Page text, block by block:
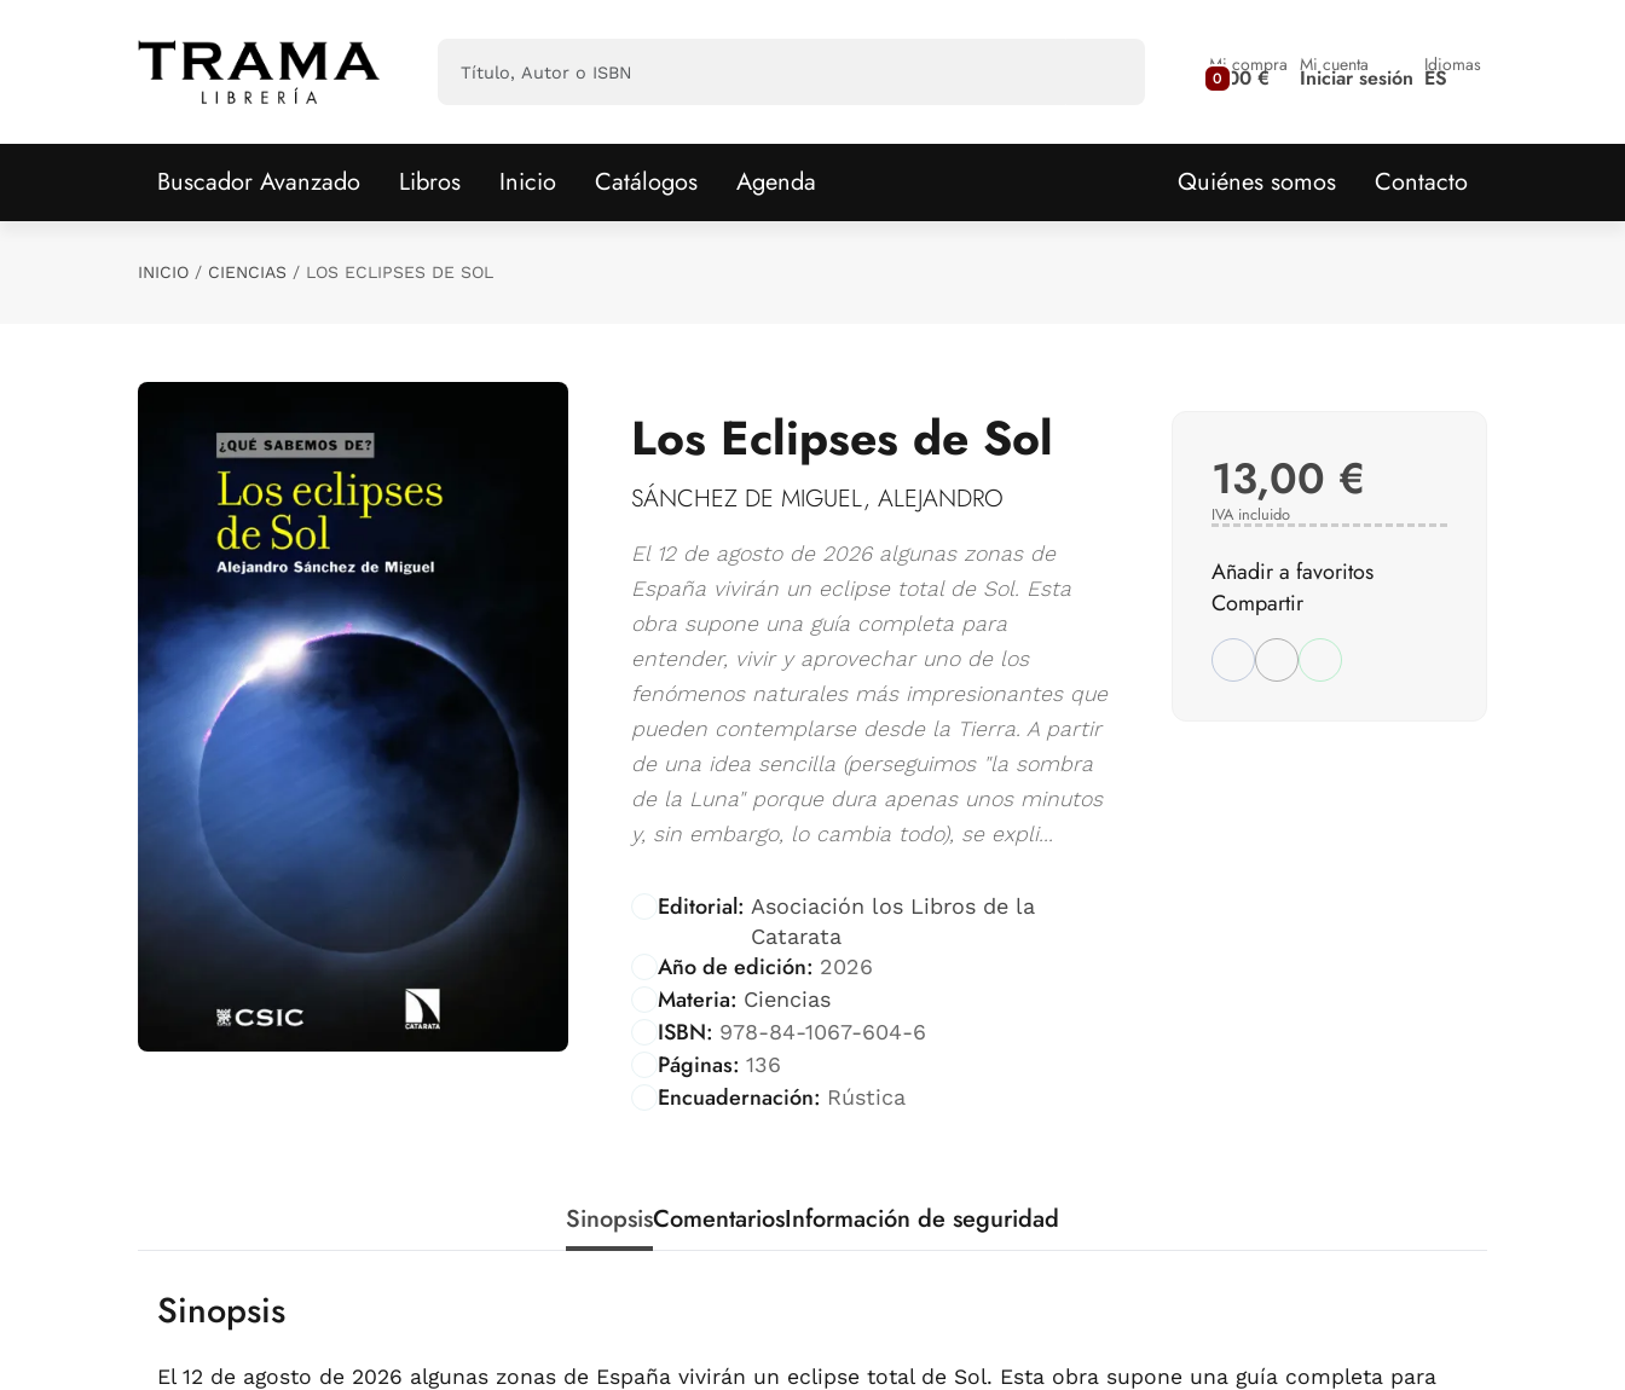
0
Mi compra
0,00 € Mi cuenta
Iniciar sesión Idiomas
ES
Buscador Avanzado Libros Inicio Catálogos Agenda Quiénes somos Contacto
INICIO CIENCIAS LOS ECLIPSES DE SOL
Los Eclipses de Sol
SÁNCHEZ DE MIGUEL, ALEJANDRO
El 12 de agosto de 2026 algunas zonas de
España vivirán un eclipse total de Sol. Esta
obra supone una guía completa para
entender, vivir y aprovechar uno de los
fenómenos naturales más impresionantes que
pueden contemplarse desde la Tierra. A partir
de una idea sencilla (perseguimos "la sombra
de la Luna" porque dura apenas unos minutos
y, sin embargo, lo cambia todo), se expli...
Editorial: Asociación los Libros de la
Catarata
Año de edición: 2026
Materia: Ciencias
ISBN: 978-84-1067-604-6
Páginas: 136
Encuadernación: Rústica
13,00 €
IVA incluido
Añadir a favoritos
Compartir
SinopsisComentariosInformación de seguridad
Sinopsis
El 12 de agosto de 2026 algunas zonas de España vivirán un eclipse total de Sol. Esta obra supone una guía completa para